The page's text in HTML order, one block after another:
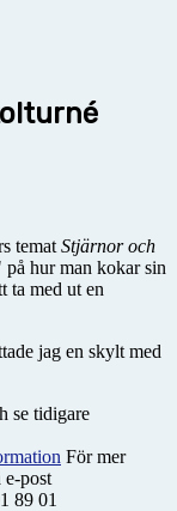
temat Stjärnor och
hur man kokar sin
ta med ut en
jag en skylt med
se tidigare
För mer
e-post
89 01